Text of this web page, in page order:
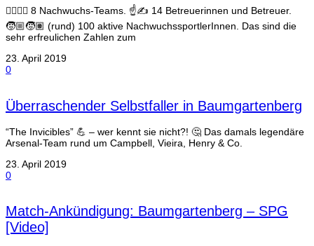
🏃‍♀️🏃‍♂️ 8 Nachwuchs-Teams. ☝️✍️ 14 Betreuerinnen und Betreuer.
🧒🏼🧒🏽 (rund) 100 aktive NachwuchssportlerInnen. Das sind die
sehr erfreulichen Zahlen zum
23. April 2019
0
Überraschender Selbstfaller in Baumgartenberg
“The Invicibles” 💪 – wer kennt sie nicht?! 🤔 Das damals legendäre
Arsenal-Team rund um Campbell, Vieira, Henry & Co.
23. April 2019
0
Match-Ankündigung: Baumgartenberg – SPG
[Video]